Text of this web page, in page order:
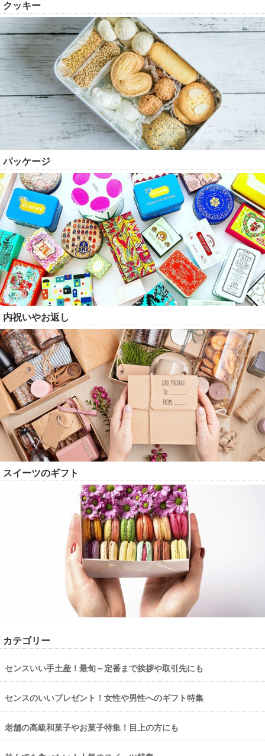
クッキー
パッケージ
内祝いやお返し
スイーツのギフト
カテゴリー
センスいい手土産！最旬～定番まで挨拶や取引先にも
センスのいいプレゼント！女性や男性へのギフト特集
老舗の高級和菓子やお菓子特集！目上の方にも